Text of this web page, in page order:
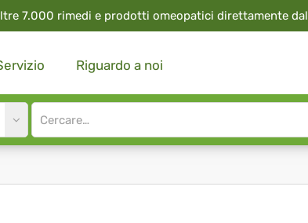
7.000 rimedi e prodotti omeopatici direttamente dal
Riguardo a noi
Site
search